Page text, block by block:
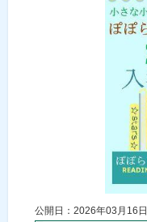
公開日：2026年03月16日